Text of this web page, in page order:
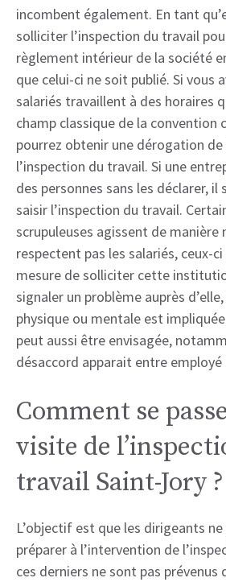
incombent également. En tant
solliciter l’inspection du travail
règlement intérieur de la société
que celui-ci ne soit publié. Si vous
salariés travaillent à des horaires
champ classique de la convention
pourrez obtenir une dérogation
l’inspection du travail. Si une
des personnes sans les déclarer, il
saisir l’inspection du travail.
scrupuleuses agissent de manière
respectent pas les salariés, ceux-
mesure de solliciter cette
signaler un problème auprès
physique ou mentale est
peut aussi être envisagée,
désaccord apparait entre employé
Comment se
visite de
travail Saint-Jory ?
L’objectif est que les dirigeants
préparer à l’intervention de
ces derniers ne sont pas prévenus